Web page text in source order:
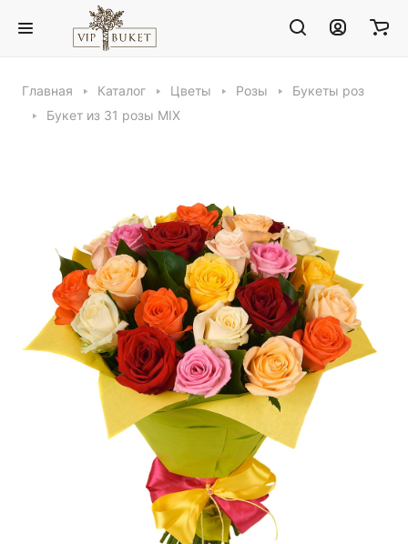
Главная Каталог Цветы Розы
Букеты роз
Букет из 31 розы MIX